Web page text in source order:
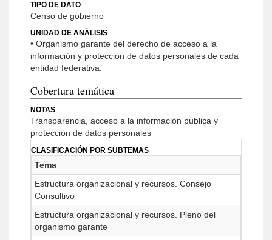
TIPO DE DATO
Censo de gobierno
UNIDAD DE ANÁLISIS
• Organismo garante del derecho de acceso a la
información y protección de datos personales de cada
entidad federativa.
Cobertura temática
NOTAS
Transparencia, acceso a la información publica y
protección de datos personales
CLASIFICACIÓN POR SUBTEMAS
Tema
Estructura organizacional y recursos. Consejo
Consultivo
Estructura organizacional y recursos. Pleno del
organismo garante